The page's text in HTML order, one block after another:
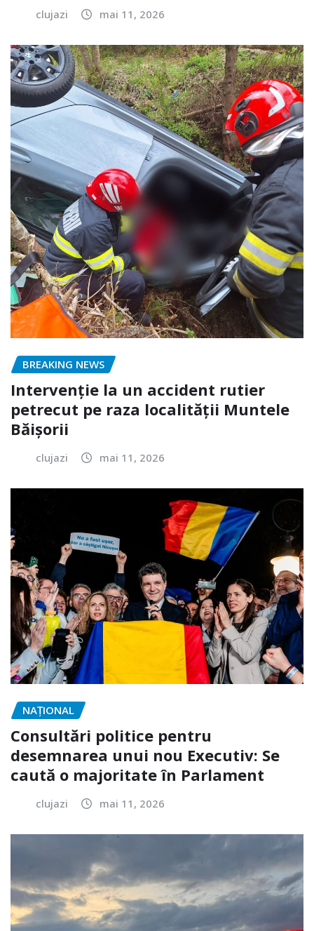
clujazi mai 11, 2026
BREAKING NEWS
Intervenție la un accident rutier
petrecut pe raza localității Muntele
Băișorii
clujazi mai 11, 2026
NAŢIONAL
Consultări politice pentru
desemnarea unui nou Executiv: Se
caută o majoritate în Parlament
clujazi mai 11, 2026